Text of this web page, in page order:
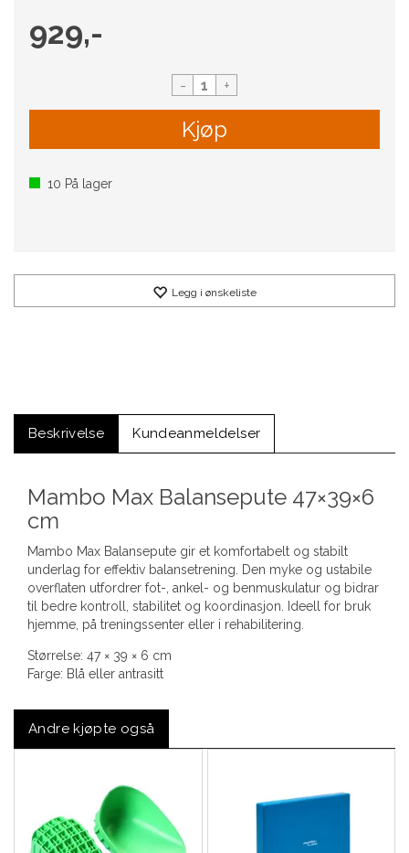
929,-
- +
Kjøp
10 På lager
Legg i ønskeliste
Beskrivelse Kundeanmeldelser
Mambo Max Balansepute 47×39×6
cm
Mambo Max Balansepute gir et komfortabelt og stabilt
underlag for effektiv balansetrening. Den myke og ustabile
overflaten utfordrer fot-, ankel- og benmuskulatur og bidrar
til bedre kontroll, stabilitet og koordinasjon. Ideell for bruk
hjemme, på treningssenter eller i rehabilitering.
Størrelse: 47 × 39 × 6 cm
Farge: Blå eller antrasitt
Andre kjøpte også